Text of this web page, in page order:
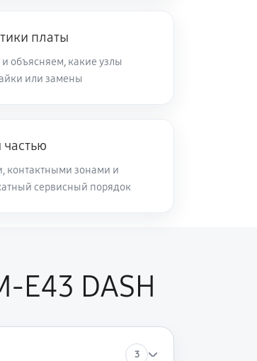
платы
объясняем, какие узлы
или замены
частью
контактными зонами и
сервисный порядок
E43 DASH
3